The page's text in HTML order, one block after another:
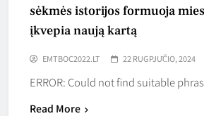
sėkmės istorijos formuoja
įkvepia naują kartą
EMTBOC2022.LT 22 RUGPJŪČIO, 2024
ERROR: Could not find suitable
Read More